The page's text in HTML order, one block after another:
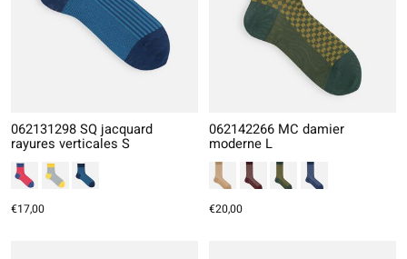
062131298 SQ jacquard
rayures verticales S
€17,00
062142266 MC damier
moderne L
€20,00